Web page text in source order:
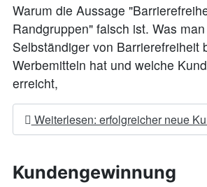
Warum die Aussage
Randgruppen" falsch ist. Was
Selbständiger von Barrierefreiheit
Werbemitteln hat und welche
erreicht,
Weiterlesen: erfolgreicher neue
Kundengewinnung